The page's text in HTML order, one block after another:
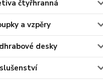
čtyřhranná
a vzpěry
desky